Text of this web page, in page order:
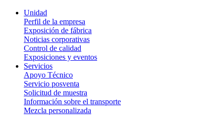
Unidad
Perfil de la empresa
Exposición de fábrica
Noticias corporativas
Control de calidad
Exposiciones y eventos
Servicios
Apoyo Técnico
Servicio posventa
Solicitud de muestra
Información sobre el transporte
Mezcla personalizada